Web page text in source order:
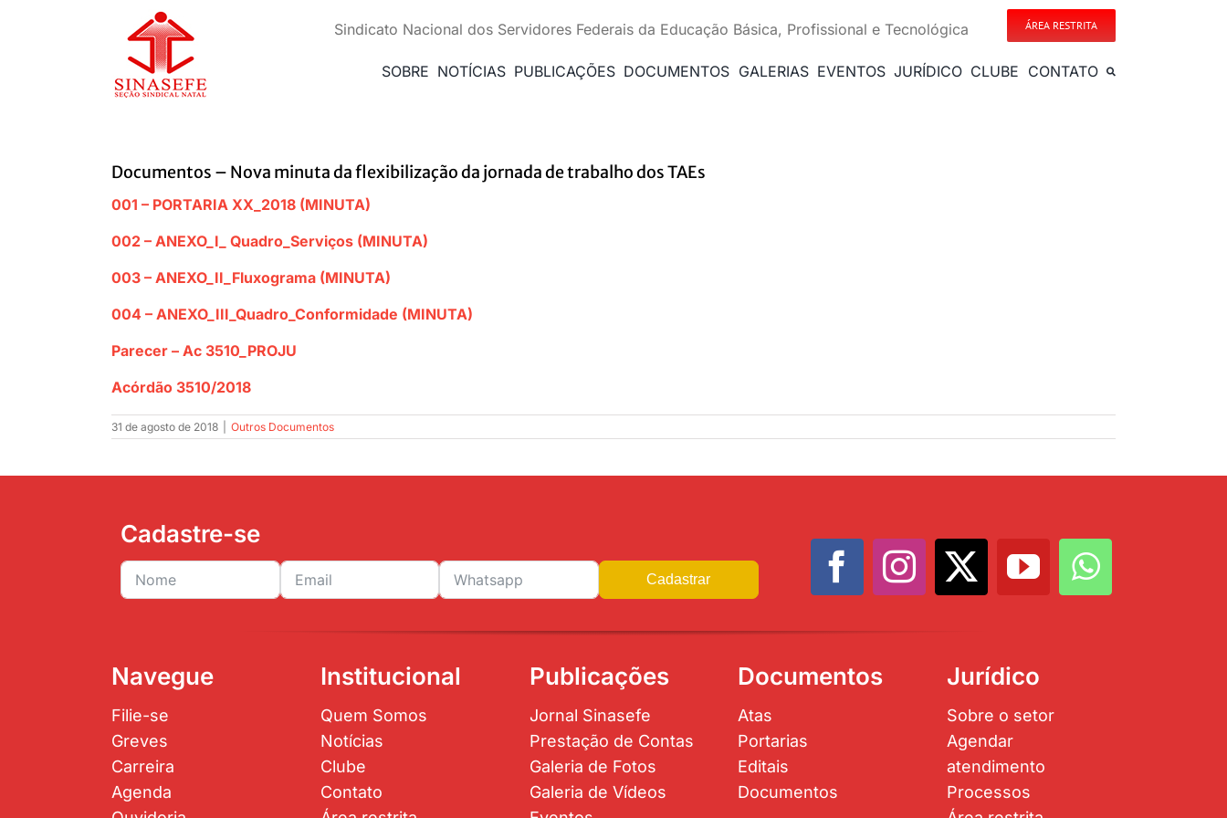
Sindicato Nacional dos Servidores Federais da Educação Básica, Profissional e Tecnológica ÁREA RESTRITA
SOBRE NOTÍCIAS PUBLICAÇÕES DOCUMENTOS GALERIAS EVENTOS JURÍDICO CLUBE CONTATO
Documentos – Nova minuta da flexibilização da jornada de trabalho dos TAEs
001 – PORTARIA XX_2018 (MINUTA)
002 – ANEXO_I_ Quadro_Serviços (MINUTA)
003 – ANEXO_II_Fluxograma (MINUTA)
004 – ANEXO_III_Quadro_Conformidade (MINUTA)
Parecer – Ac 3510_PROJU
Acórdão 3510/2018
31 de agosto de 2018 Outros Documentos
Cadastre-se
Cadastrar
Navegue
Filie-se
Greves
Carreira
Agenda
Institucional
Quem Somos
Notícias
Clube
Contato
Publicações
Jornal Sinasefe
Prestação de Contas
Galeria de Fotos
Galeria de Vídeos
Documentos
Atas
Portarias
Editais
Documentos
Jurídico
Sobre o setor
Agendar
atendimento
Processos